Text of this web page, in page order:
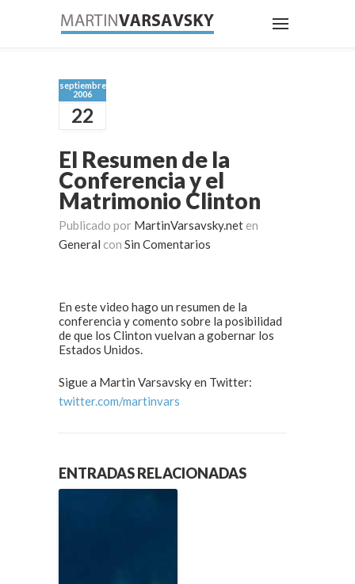
septiembre
2006
22
El Resumen de la
Conferencia y el
Matrimonio Clinton
Publicado por MartinVarsavsky.net en
General con Sin Comentarios
En este video hago un resumen de la
conferencia y comento sobre la posibilidad
de que los Clinton vuelvan a gobernar los
Estados Unidos.
Sigue a Martin Varsavsky en Twitter:
twitter.com/martinvars
ENTRADAS RELACIONADAS